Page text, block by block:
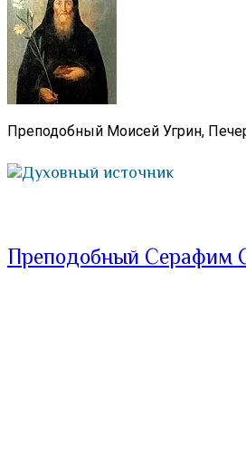
Преподобный Моисей Угрин,
Духовный источник
Преподобный Серафим